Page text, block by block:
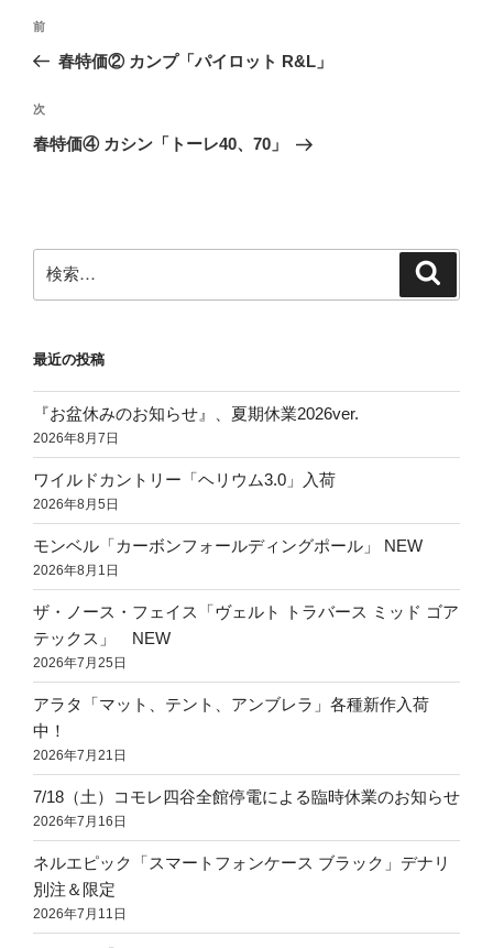
投
ビ
ゲ
ン
前
の
稿
前
春特価② カンプ「パイロット R&L」
次
の
次
春特価④ カシン「トーレ40、70」
索:
最近の投稿
『お盆休みのお知らせ』、夏期休業2026ver.
2026年8月7日
ワイルドカントリー「ヘリウム3.0」入荷
2026年8月5日
モンベル「カーボンフォールディングポール」 NEW
2026年8月1日
ザ・ノース・フェイス「ヴェルト トラバース ミッド ゴア
テックス」 NEW
2026年7月25日
アラタ「マット、テント、アンブレラ」各種新作入荷
中！
2026年7月21日
7/18（土）コモレ四谷全館停電による臨時休業のお知らせ
2026年7月16日
ネルエピック「スマートフォンケース ブラック」デナリ
別注＆限定
2026年7月11日